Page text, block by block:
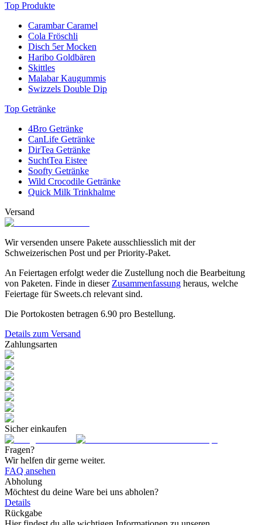
Top Produkte
Carambar Caramel
Cola Fröschli
Disch 5er Mocken
Haribo Goldbären
Skittles
Malabar Kaugummis
Swizzels Double Dip
Top Getränke
4Bro Getränke
CanLife Getränke
DirTea Getränke
SuchtTea Eistee
Soofty Getränke
Wild Crocodile Getränke
Quick Milk Trinkhalme
Versand
Wir versenden unsere Pakete ausschliesslich mit der
Schweizerischen Post und per Priority-Paket.
An Feiertagen erfolgt weder die Zustellung noch die Bearbeitung
von Paketen. Finde in dieser Zusammenfassung heraus, welche
Feiertage für Sweets.ch relevant sind.
Die Portokosten betragen 6.90 pro Bestellung.
Details zum Versand
Zahlungsarten
Sicher einkaufen
Fragen?
Wir helfen dir gerne weiter.
FAQ ansehen
Abholung
Möchtest du deine Ware bei uns abholen?
Details
Rückgabe